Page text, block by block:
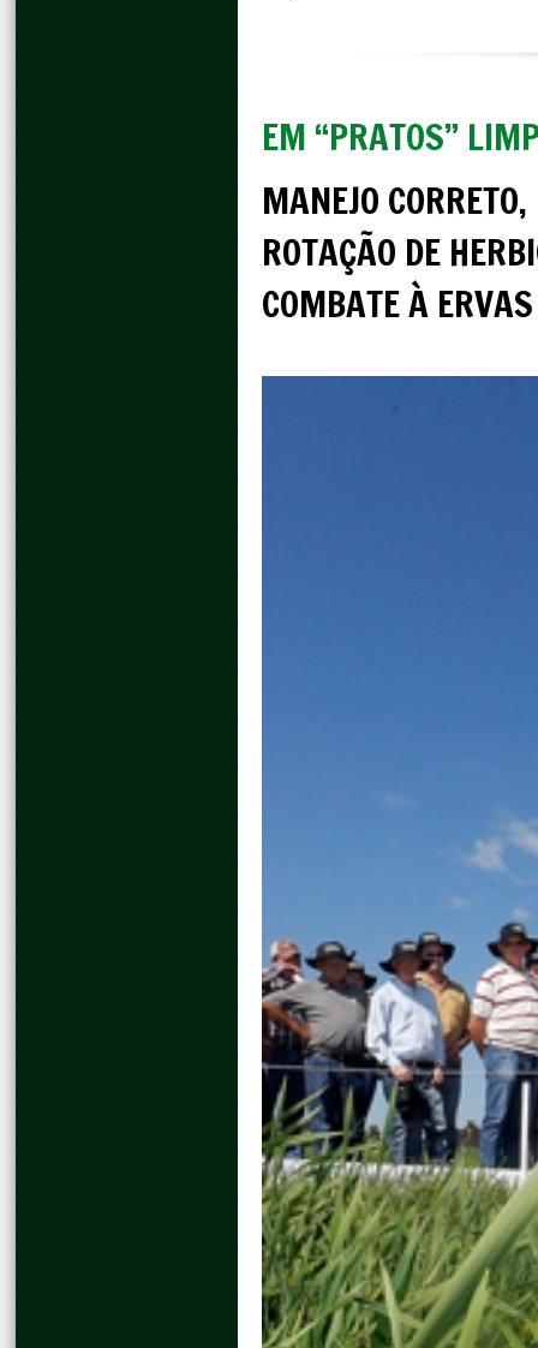
EM “PRATOS”
MANEJO
ROTAÇÃO DE
COMBATE À